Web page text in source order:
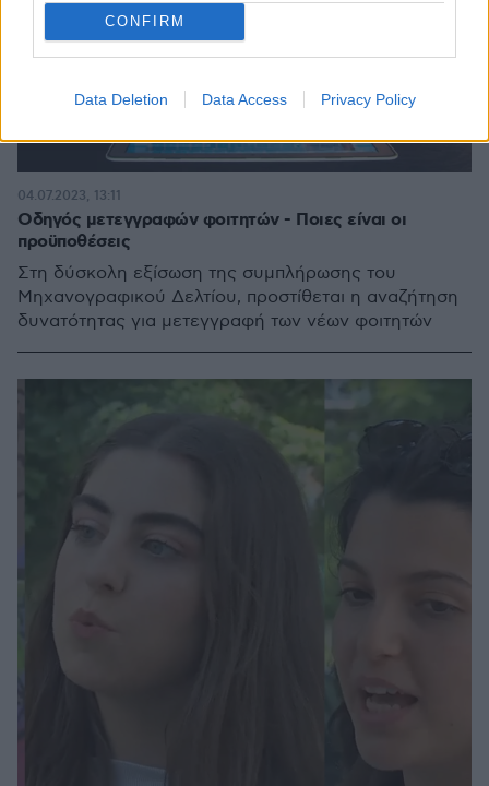
CONFIRM
Data Deletion Data Access Privacy Policy
Οδηγός μετεγγραφών φοιτητών - Ποιες είναι οι
προϋποθέσεις
Στη δύσκολη εξίσωση της συμπλήρωσης του
Μηχανογραφικού Δελτίου, προστίθεται η αναζήτηση
δυνατότητας για μετεγγραφή των νέων φοιτητών
04.07.2023, 13:11